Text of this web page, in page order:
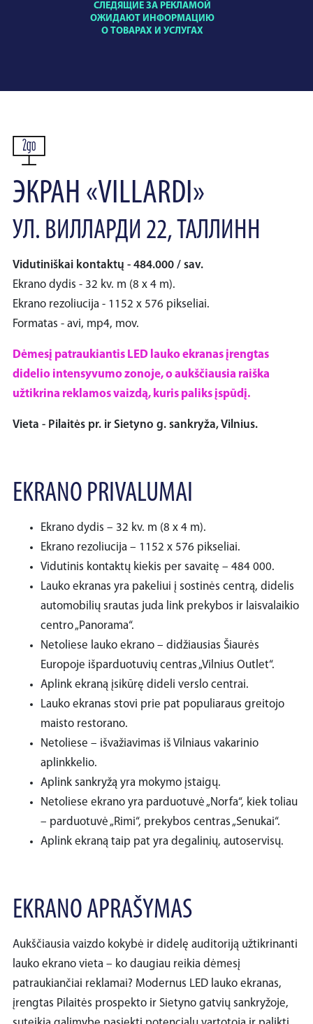
СЛЕДЯЩИЕ ЗА РЕКЛАМОЙ
ОЖИДАЮТ ИНФОРМАЦИЮ
О ТОВАРАХ И УСЛУГАХ
ЭКРАН «VILLARDI»
УЛ. ВИЛЛАРДИ 22, ТАЛЛИНН
Vidutiniškai kontaktų - 484.000 / sav.
Ekrano dydis - 32 kv. m (8 x 4 m).
Ekrano rezoliucija - 1152 x 576 pikseliai.
Formatas - avi, mp4, mov.
Dėmesį patraukiantis LED lauko ekranas įrengtas
didelio intensyvumo zonoje, o aukščiausia raiška
užtikrina reklamos vaizdą, kuris paliks įspūdį.
Vieta - Pilaitės pr. ir Sietyno g. sankryža, Vilnius.
EKRANO PRIVALUMAI
Ekrano dydis – 32 kv. m (8 x 4 m).
Ekrano rezoliucija – 1152 x 576 pikseliai.
Vidutinis kontaktų kiekis per savaitę – 484 000.
Lauko ekranas yra pakeliui į sostinės centrą, didelis
automobilių srautas juda link prekybos ir laisvalaikio
centro „Panorama“.
Netoliese lauko ekrano – didžiausias Šiaurės
Europoje išparduotuvių centras „Vilnius Outlet“.
Aplink ekraną įsikūrę dideli verslo centrai.
Lauko ekranas stovi prie pat populiaraus greitojo
maisto restorano.
Netoliese – išvažiavimas iš Vilniaus vakarinio
aplinkkelio.
Aplink sankryžą yra mokymo įstaigų.
Netoliese ekrano yra parduotuvė „Norfa“, kiek toliau
– parduotuvė „Rimi“, prekybos centras „Senukai“.
Aplink ekraną taip pat yra degalinių, autoservisų.
EKRANO APRAŠYMAS
Aukščiausia vaizdo kokybė ir didelę auditoriją užtikrinanti
lauko ekrano vieta – ko daugiau reikia dėmesį
patraukiančiai reklamai? Modernus LED lauko ekranas,
įrengtas Pilaitės prospekto ir Sietyno gatvių sankryžoje,